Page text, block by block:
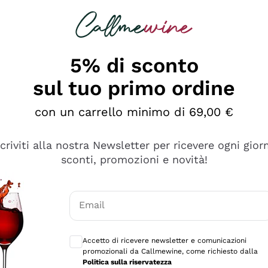
è male ma secondo me ci sono alternative che
5% di sconto
sul tuo primo ordine
con un carrello minimo di 69,00 €
alla nostra Newsletter per ricevere ogni
sconti, promozioni e novità!
Email
Accetto di ricevere newsletter e comunicazioni
promozionali da Callmewine, come richiesto dalla
Politica sulla riservatezza